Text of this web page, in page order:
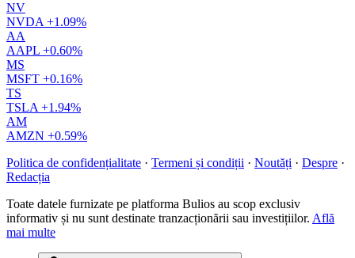
NV
NVDA +1.09%
AA
AAPL +0.60%
MS
MSFT +0.16%
TS
TSLA +1.94%
AM
AMZN +0.59%
Politica de confidențialitate · Termeni și condiții · Noutăți · Despre ·
Redacția
Toate datele furnizate pe platforma Bulios au scop exclusiv
informativ și nu sunt destinate tranzacționării sau investițiilor. Află
mai multe